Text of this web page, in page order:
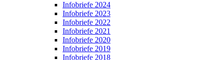
Infobriefe 2024
Infobriefe 2023
Infobriefe 2022
Infobriefe 2021
Infobriefe 2020
Infobriefe 2019
Infobriefe 2018